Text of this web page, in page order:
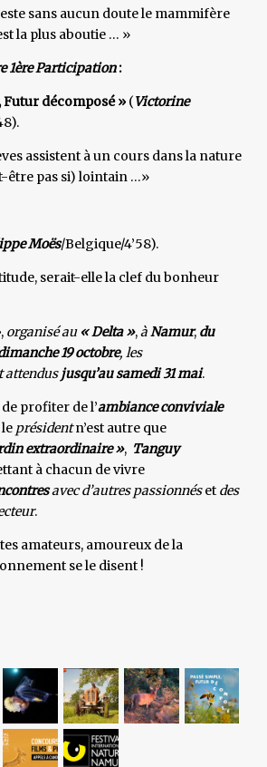
sans aucun doute le mammifère
la plus aboutie … »
1ère Participation:
décomposé » (Victorine
assistent à un cours dans la nature
être pas si) lointain …»
Moës/Belgique/4’58).
serait-elle la clef du bonheur
, organisé au« Delta »,àNamur, du
19 octobre, les
attendusjusqu’au samedi 31 mai.
profiter de l’ambiance conviviale
présidentn’est autre que
extraordinaire », Tanguy
à chacun de vivre
avec d’autres passionnéset des
.
amateurs, amoureux de la
se le disent !